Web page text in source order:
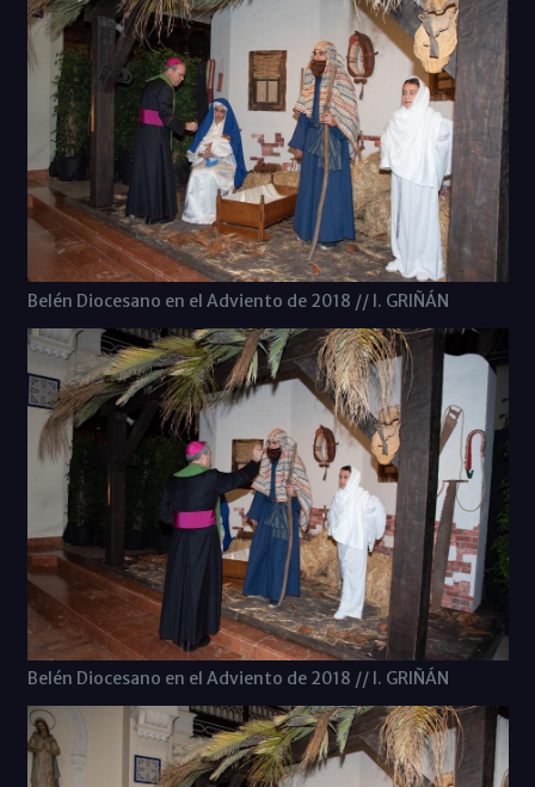
Belén Diocesano en el Adviento de 2018 // I. GRIÑÁN
Belén Diocesano en el Adviento de 2018 // I. GRIÑÁN